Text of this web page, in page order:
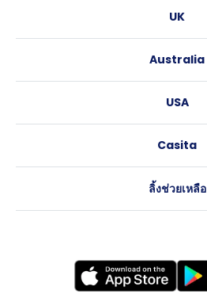
UK
เอดินเบอระ
ลีดส์
โคเวนทรี
เลสเตอร์
Australia
บริสเบน
อะเดลายด์
USA
แอตแลนตา
Casita
ลิ้งช่วยเหลือ